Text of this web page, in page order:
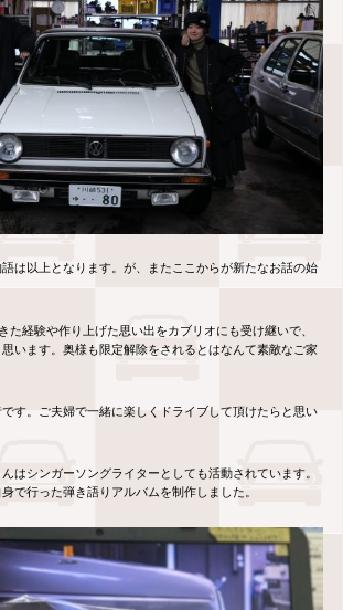
は以上となります。が、またここからが新たなお話の始
た経験や作り上げた思い出をカブリオにも受け継いで、
います。奥様も限定解除をされるとはなんて素敵なご家
す。ご夫婦で一緒に楽しくドライブして頂けたらと思い
んはシンガーソングライターとしても活動されています。
で行った弾き語りアルバムを制作しました。